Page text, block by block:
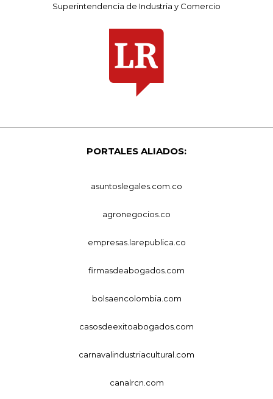
Superintendencia de Industria y Comercio
PORTALES ALIADOS:
asuntoslegales.com.co
agronegocios.co
empresas.larepublica.co
firmasdeabogados.com
bolsaencolombia.com
casosdeexitoabogados.com
carnavalindustriacultural.com
canalrcn.com